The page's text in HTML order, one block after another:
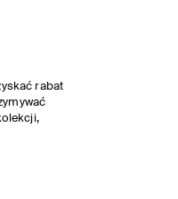
rabat